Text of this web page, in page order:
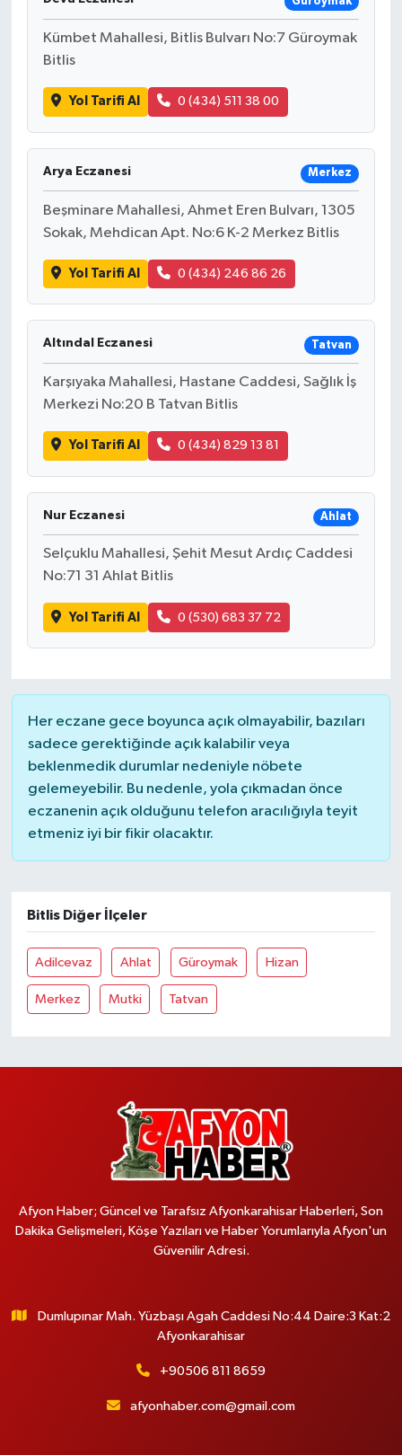
Kümbet Mahallesi, Bitlis Bulvarı No:7 Güroymak
Bitlis
Yol Tarifi Al 0 (434) 511 38 00
Arya Eczanesi Merkez
Beşminare Mahallesi, Ahmet Eren Bulvarı, 1305
Sokak, Mehdican Apt. No:6 K-2 Merkez Bitlis
Yol Tarifi Al 0 (434) 246 86 26
Altındal Eczanesi Tatvan
Karşıyaka Mahallesi, Hastane Caddesi, Sağlık İş
Merkezi No:20 B Tatvan Bitlis
Yol Tarifi Al 0 (434) 829 13 81
Nur Eczanesi Ahlat
Selçuklu Mahallesi, Şehit Mesut Ardıç Caddesi
No:71 31 Ahlat Bitlis
Yol Tarifi Al 0 (530) 683 37 72
Her eczane gece boyunca açık olmayabilir, bazıları
sadece gerektiğinde açık kalabilir veya
beklenmedik durumlar nedeniyle nöbete
gelemeyebilir. Bu nedenle, yola çıkmadan önce
eczanenin açık olduğunu telefon aracılığıyla teyit
etmeniz iyi bir fikir olacaktır.
Bitlis Diğer İlçeler
Adilcevaz Ahlat Güroymak Hizan
Merkez Mutki Tatvan
Afyon Haber; Güncel ve Tarafsız Afyonkarahisar Haberleri, Son
Dakika Gelişmeleri, Köşe Yazıları ve Haber Yorumlarıyla Afyon'un
Güvenilir Adresi.
Dumlupınar Mah. Yüzbaşı Agah Caddesi No:44 Daire:3 Kat:2
Afyonkarahisar
+90506 811 8659
afyonhaber.com@gmail.com